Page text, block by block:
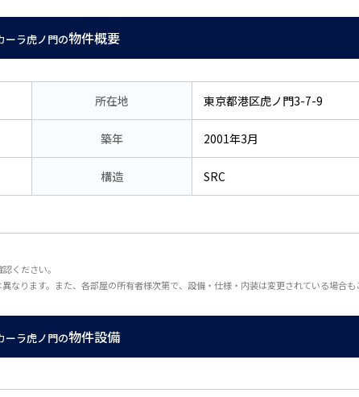
ーラ虎ノ門の物件概要
所在地 東京都港区虎ノ門3-7-9
築年 2001年3月
構造 SRC
ください。
ります。また、各部屋の所有者様次第で、設備・仕様・内装は変更されている場合も
ーラ虎ノ門の物件設備